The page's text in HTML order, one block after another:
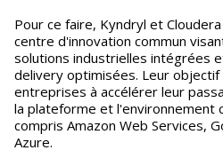
Pour ce faire, Kyndryl et
centre d'innovation commun
solutions industrielles intégrées
delivery optimisées. Leur objectif
entreprises à accélérer leur
la plateforme et l'environnement
compris Amazon Web Services,
Azure.